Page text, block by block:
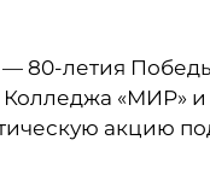
80-летия
«МИР»
акцию